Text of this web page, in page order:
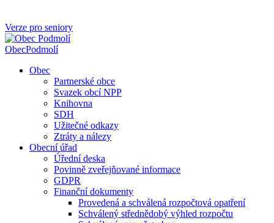
Verze pro seniory
ObecPodmolí
Obec
Partnerské obce
Svazek obcí NPP
Knihovna
SDH
Užitečné odkazy
Ztráty a nálezy
Obecní úřad
Úřední deska
Povinně zveřejňované informace
GDPR
Finanční dokumenty
Provedená a schválená rozpočtová opatření
Schválený střednědobý výhled rozpočtu